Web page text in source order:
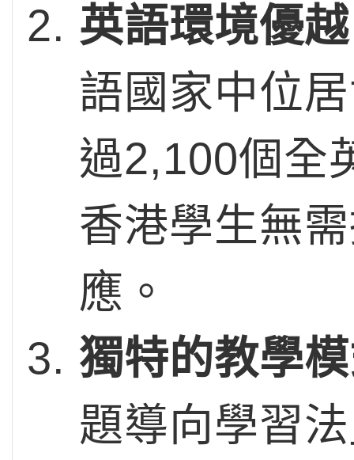
英語環境優越
語國家中位
過2,100個全
香港學生無
應。
獨特的教學
題導向學習